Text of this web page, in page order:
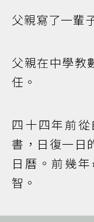
父親寫了一輩
父親在中學教
任。
四十四年前
書，日復一日
日曆。前幾
智。